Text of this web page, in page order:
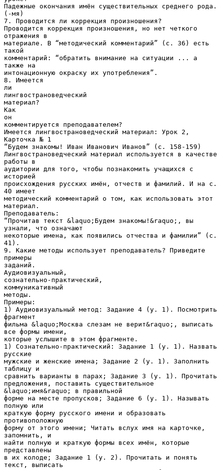
Падежные окончания имён существительных среднего рода.
(-мя)
7. Проводится ли коррекция произношения?
Проводится коррекция произношения, но нет четкого
отражения в
материале. В “методический комментарий” (с. 36) есть
такой
комментарий: “обратить внимание на ситуации ... а
также на
интонационную окраску их употребления”.
8. Имеется
ли
лингвострановедческий
материал?
Как
он
комментируется преподавателем?
Имеется лингвострановедческий материал: Урок 2,
Карточка № 1
“Будем знакомы! Иван Иванович Иванов” (с. 158-159)
Лингвострановедческий материал используется в качестве
работы в
аудитории для того, чтобы познакомить учащихся с
историей
происхождения русских имён, отчеств и фамилий. И на с.
40 имеет
методический комментарий о том, как использовать этот
материал.
Преподаватель:
“Прочитав текст &laquo;Будем знакомы!&raquo;, вы
узнали, что означают
некоторые имена, как появились отчества и фамилии” (с.
41).
9. Какие методы использует преподаватель? Приведите
примеры
заданий.
Аудиовизуальный,
сознательно-практический,
коммуникативный
методы.
Примеры:
1) Аудиовизуальный метод: Задание 4 (у. 1). Посмотрить
фрагмент
фильма &laquo;Москва слезам не верит&raquo;, выписать
все формы имени,
которые услышите в этом фрагменте.
1) Сознательно-практический: Задание 1 (у. 1). Назвать
русские
мужские и женские имена; Задание 2 (у. 1). Заполнить
таблицу и
сравнить варианты в парах; Задание 3 (у. 1). Прочитать
предложения, поставить существительное
&laquo;имя&raquo; в правильной
форме на месте пропусков; Задание 6 (у. 1). Называть
полную или
краткую форму русского имени и образовать
противоположную
форму от этого имени; Читать вслух имя на карточке,
запомнить, и
найти полную и краткую формы всех имён, которые
представлены
в их колоде; Задание 1 (у. 2). Прочитать и понять
текст, выписать